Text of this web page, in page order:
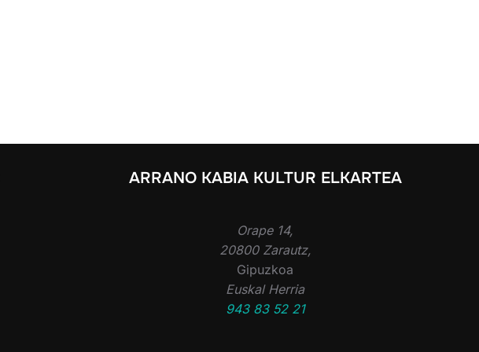
ARRANO KABIA KULTUR ELKARTEA
Orape 14,
20800 Zarautz,
Gipuzkoa
Euskal Herria
943 83 52 21